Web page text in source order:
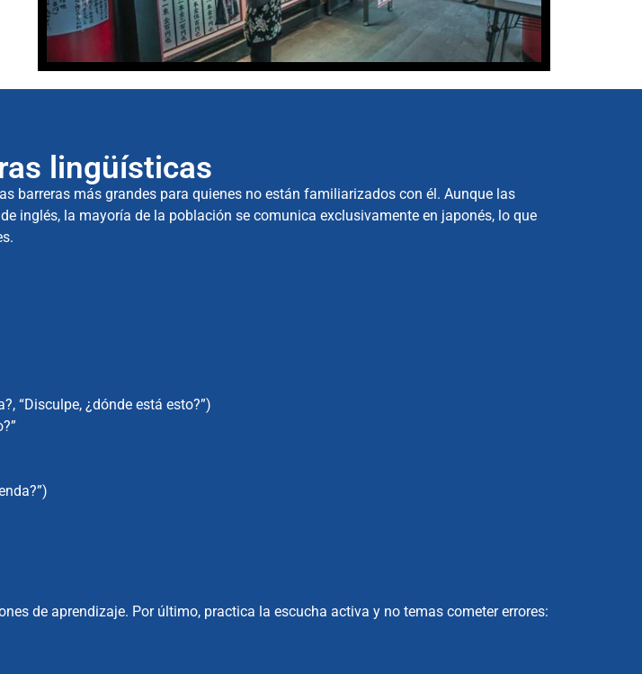
lingüísticas
barreras más grandes para quienes no están familiarizados con él. Aunque las
inglés, la mayoría de la población se comunica exclusivamente en japonés, lo que
“Disculpe, ¿dónde está esto?”)
de aprendizaje. Por último, practica la escucha activa y no temas cometer errores: